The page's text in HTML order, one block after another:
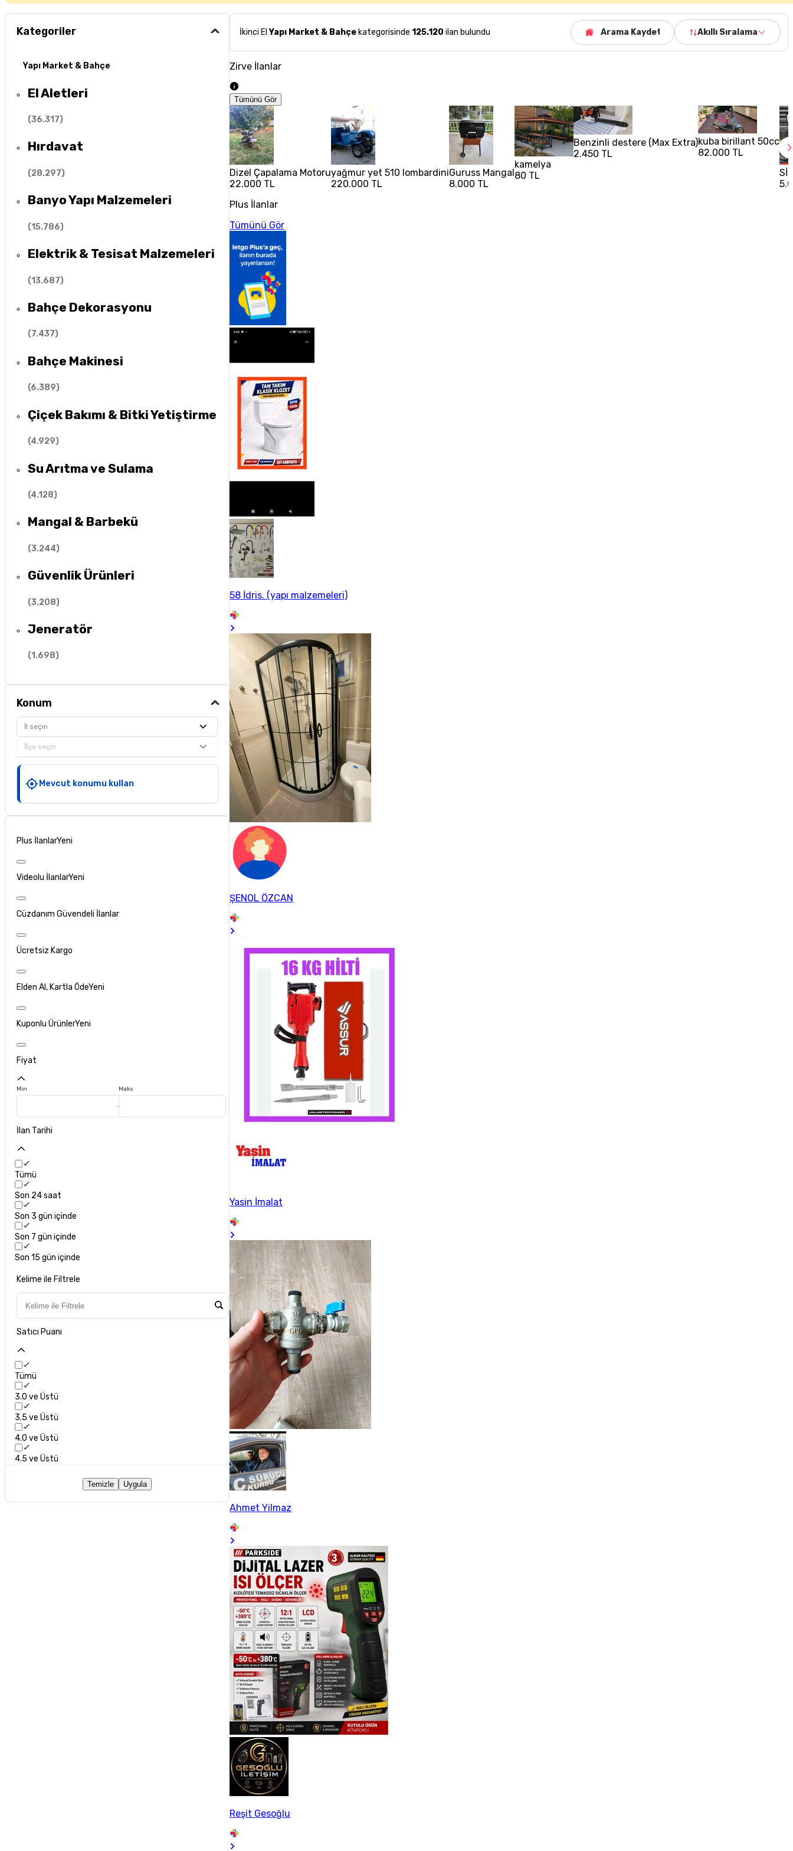
Kategoriler
Yapı Market & Bahçe
El Aletleri
(36.317)
Hırdavat
(28.297)
Banyo Yapı Malzemeleri
(15.786)
Elektrik & Tesisat Malzemeleri
(13.687)
Bahçe Dekorasyonu
(7.437)
Bahçe Makinesi
(6.389)
Çiçek Bakımı & Bitki Yetiştirme
(4.929)
Su Arıtma ve Sulama
(4.128)
Mangal & Barbekü
(3.244)
Güvenlik Ürünleri
(3.208)
Jeneratör
(1.698)
Konum
İl seçin
İlçe seçin
Mevcut konumu kullan
Plus İlanlarYeni
Videolu İlanlarYeni
Cüzdanım Güvendeli İlanlar
Ücretsiz Kargo
Elden Al, Kartla ÖdeYeni
Kuponlu ÜrünlerYeni
Fiyat
Min Maks
İlan Tarihi
Tümü
Son 24 saat
Son 3 gün içinde
Son 7 gün içinde
Son 15 gün içinde
Kelime ile Filtrele
Satıcı Puanı
Tümü
3.0 ve Üstü
3.5 ve Üstü
4.0 ve Üstü
4.5 ve Üstü
Temizle Uygula
İkinci ElYapı Market & Bahçe kategorisinde 125.120 ilan bulundu Arama Kaydet Akıllı Sıralama
Zirve İlanlar
Tümünü Gör
Dizel Çapalama Motoru
22.000 TL
yağmur yet 510 lombardini
220.000 TL
Guruss Mangal
8.000 TL
kamelya
80 TL
Benzinli destere (Max Extra)
2.450 TL
kuba birillant 50cc
82.000 TL
Plus İlanlar
Tümünü Gör
58 İdris. (yapı malzemeleri)
ŞENOL ÖZCAN
Yasin İmalat
Ahmet Yilmaz
Reşit Gesoğlu